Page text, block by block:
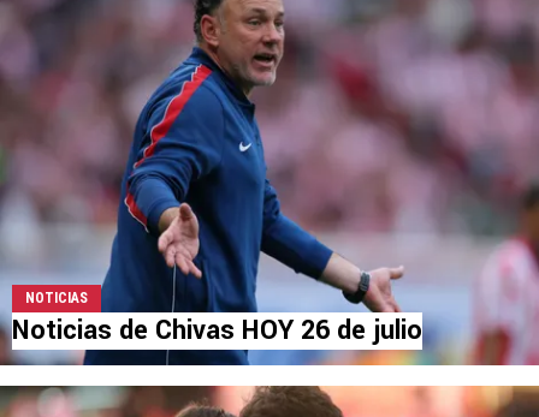
NOTICIAS
Noticias de Chivas HOY 26 de julio